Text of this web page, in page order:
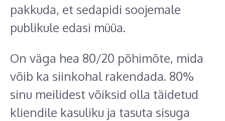
pakkuda, et sedapidi soojemale
publikule edasi müüa.
On väga hea 80/20 põhimõte, mida
võib ka siinkohal rakendada. 80%
sinu meilidest võiksid olla täidetud
kliendile kasuliku ja tasuta sisuga